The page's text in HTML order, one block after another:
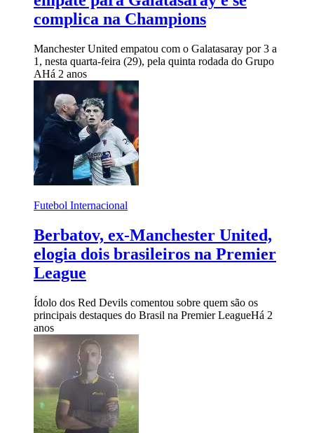
complica na Champions
Manchester United empatou com o Galatasaray por 3 a
1, nesta quarta-feira (29), pela quinta rodada do Grupo
AHá 2 anos
Futebol Internacional
Berbatov, ex-Manchester United,
elogia dois brasileiros na Premier
League
Ídolo dos Red Devils comentou sobre quem são os
principais destaques do Brasil na Premier LeagueHá 2
anos